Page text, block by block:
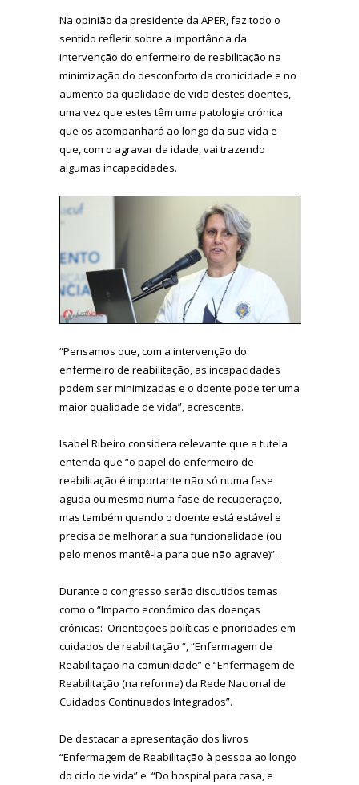
Na opinião da presidente da APER, faz todo o
sentido refletir sobre a importância da
intervenção do enfermeiro de reabilitação na
minimização do desconforto da cronicidade e no
aumento da qualidade de vida destes doentes,
uma vez que estes têm uma patologia crónica
que os acompanhará ao longo da sua vida e
que, com o agravar da idade, vai trazendo
algumas incapacidades.
“Pensamos que, com a intervenção do
enfermeiro de reabilitação, as incapacidades
podem ser minimizadas e o doente pode ter uma
maior qualidade de vida”, acrescenta.
Isabel Ribeiro considera relevante que a tutela
entenda que “o papel do enfermeiro de
reabilitação é importante não só numa fase
aguda ou mesmo numa fase de recuperação,
mas também quando o doente está estável e
precisa de melhorar a sua funcionalidade (ou
pelo menos mantê-la para que não agrave)”.
Durante o congresso serão discutidos temas
como o “Impacto económico das doenças
crónicas: Orientações políticas e prioridades em
cuidados de reabilitação “, “Enfermagem de
Reabilitação na comunidade” e “Enfermagem de
Reabilitação (na reforma) da Rede Nacional de
Cuidados Continuados Integrados”.
De destacar a apresentação dos livros
“Enfermagem de Reabilitação à pessoa ao longo
do ciclo de vida” e “Do hospital para casa, e